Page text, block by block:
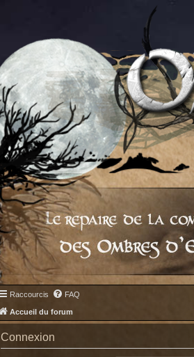
Raccourcis FAQ
Accueil du forum
Connexion